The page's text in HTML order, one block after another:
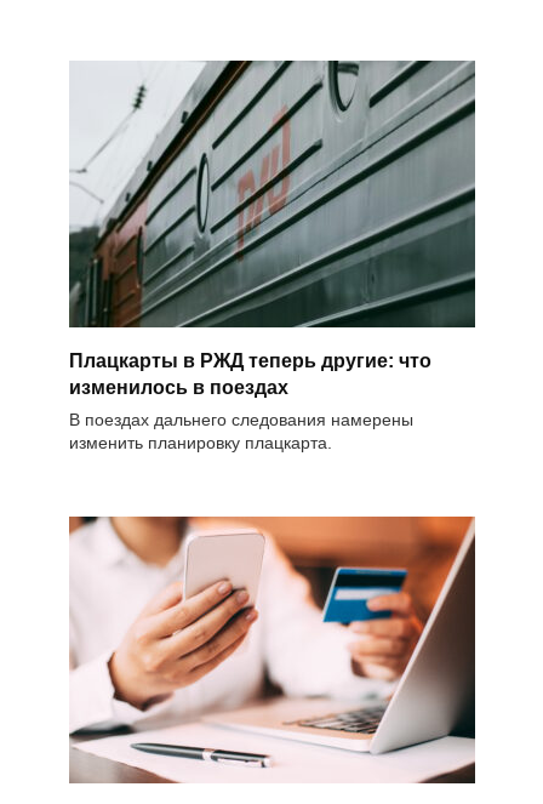
Плацкарты в РЖД теперь другие: что
изменилось в поездах
В поездах дальнего следования намерены
изменить планировку плацкарта.